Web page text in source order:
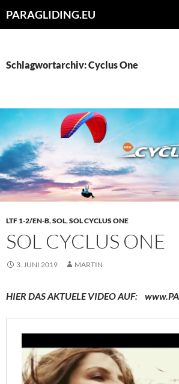
Inhalt
PARAGLIDING.EU
Schlagwortarchiv: Cyclus One
LTF 1-2/EN-B,SOL,SOL CYCLUS ONE
SOL CYCLUS ONE
3. JUNI 2019 MARTIN
HIER DAS AKTUELE VIDEO AUF: